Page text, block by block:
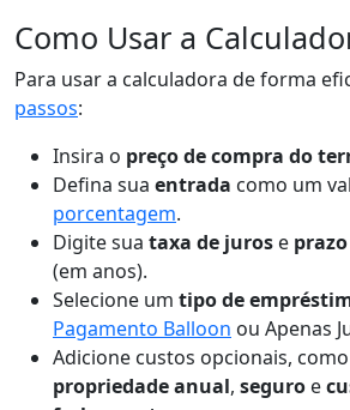
Como Usar a
Para usar a calculadora de forma
passos:
Insira o preço de compra do
Defina sua entrada como um
porcentagem.
Digite sua taxa de juros e
(em anos).
Selecione um tipo de
Pagamento Balloon ou Apenas
Adicione custos opcionais, como
propriedade anual, seguro e